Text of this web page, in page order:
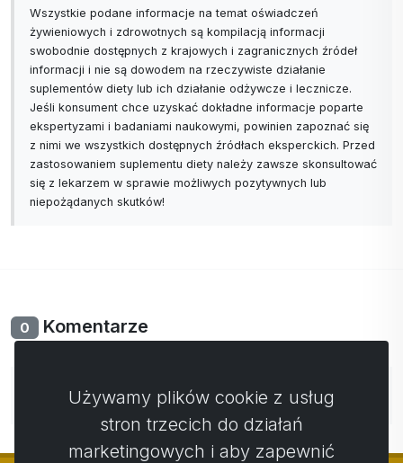
Wszystkie podane informacje na temat oświadczeń
żywieniowych i zdrowotnych są kompilacją informacji
swobodnie dostępnych z krajowych i zagranicznych źródeł
informacji i nie są dowodem na rzeczywiste działanie
suplementów diety lub ich działanie odżywcze i lecznicze.
Jeśli konsument chce uzyskać dokładne informacje poparte
ekspertyzami i badaniami naukowymi, powinien zapoznać się
z nimi we wszystkich dostępnych źródłach eksperckich. Przed
zastosowaniem suplementu diety należy zawsze skonsultować
się z lekarzem w sprawie możliwych pozytywnych lub
niepożądanych skutków!
0 Komentarze
Nie ma jeszcze komentarzy. Bądź pierwszy ze swoim
komentarzem.
Używamy plików cookie z usług
stron trzecich do działań
marketingowych i aby zapewnić